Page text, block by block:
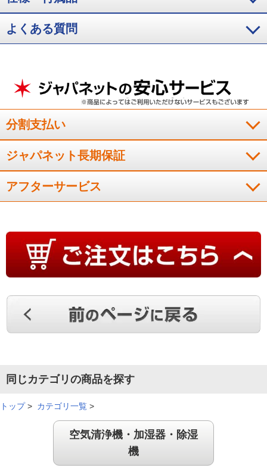
手なこともあって、使って良かったみたいです。夏すぎの出産
なので、加湿機つきを購入して良かったです。
前と横から汚れた空気を吸引
リフォームをきっかけに準備した。細かな粉塵も取れてて安
心。汚れた空気を前と横から吸い込むのが良い。他の商品は後
ろから吸い込むのが多くて、そうすると壁側が汚れるので嫌だ
とても静かで良い！
とても静かで良いです。花粉の時期なので活躍に期待していま
す。見た目もいいので部屋にあってます。
下の方からきれいな空気が出る
下の方からきれいな空気が出るので赤ちゃんに優しいし、部屋
全体にきれいな空気が行き届きます。
50代
よくある質問
分割支払い
ジャパネット長期保証
アフターサービス
同じカテゴリの商品を探す
トップ> カテゴリ一覧 >
空気清浄機・加湿器・除湿
機